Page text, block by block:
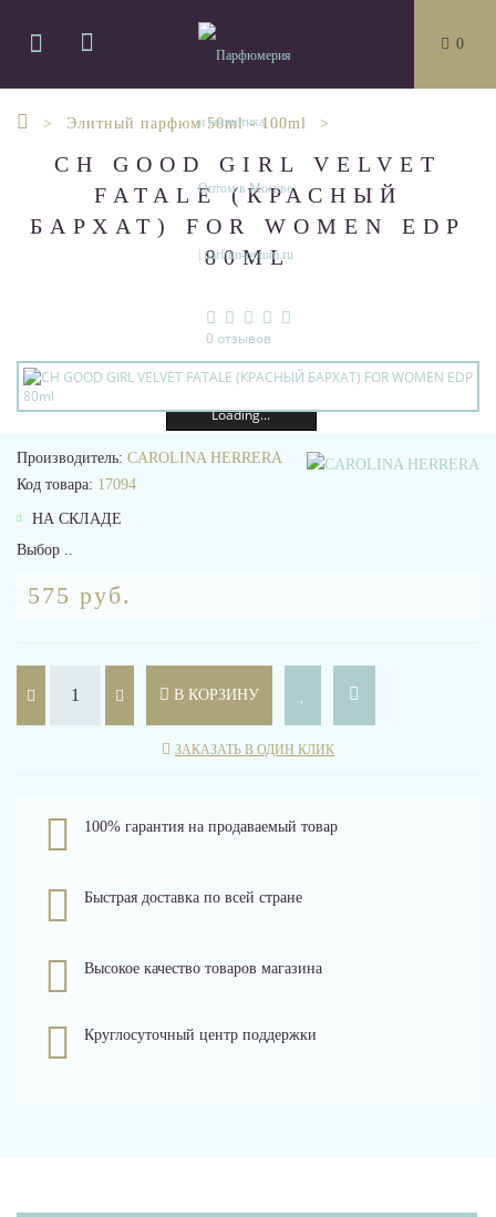
0
Элитный парфюм 50ml - 100ml
CH GOOD GIRL VELVET
FATALE (КРАСНЫЙ
БАРХАТ) FOR WOMEN EDP
80ML
0 отзывов
Loading...
Производитель: CAROLINA HERRERA
Код товара: 17094
НА СКЛАДЕ
Выбор ..
575 руб.
В КОРЗИНУ
ЗАКАЗАТЬ В ОДИН КЛИК
100% гарантия на продаваемый товар
Быстрая доставка по всей стране
Высокое качество товаров магазина
Круглосуточный центр поддержки